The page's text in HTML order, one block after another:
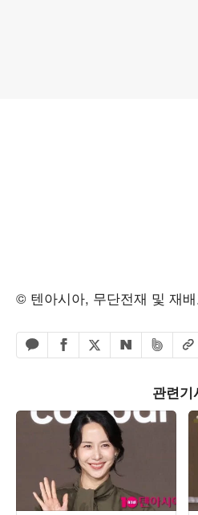
© 텐아시아, 무단전재 및 재
카카오톡 공유하기
페이스북 공유하기
엑스 공유하기
네이버 공유하
밴드 공
관련기